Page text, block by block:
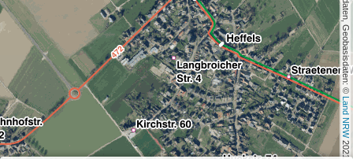
, Kartendaten, Geobasisdaten: ©
Land NRW